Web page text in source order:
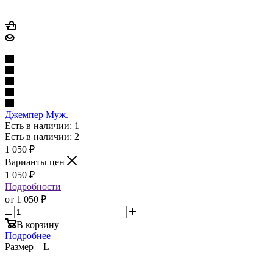
Джемпер Муж.
Есть в наличии: 1
Есть в наличии: 2
1 050 ₽
Варианты цен
1 050 ₽
Подробности
от 1 050 ₽
В корзину
Подробнее
Размер—L